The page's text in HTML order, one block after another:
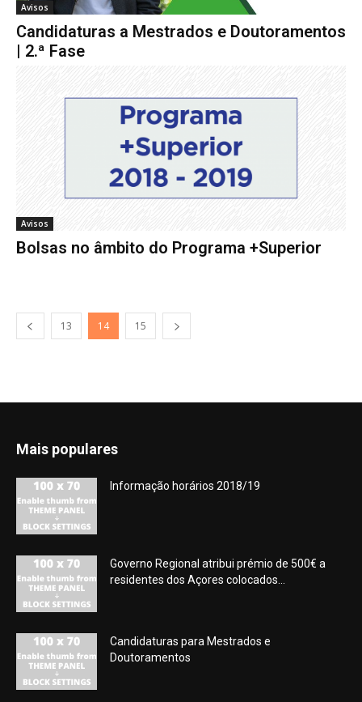
Avisos
Candidaturas a Mestrados e Doutoramentos
| 2.ª Fase
Avisos
Bolsas no âmbito do Programa +Superior
13 14 15
Mais populares
Informação horários 2018/19
Governo Regional atribui prémio de 500€ a
residentes dos Açores colocados...
Candidaturas para Mestrados e
Doutoramentos